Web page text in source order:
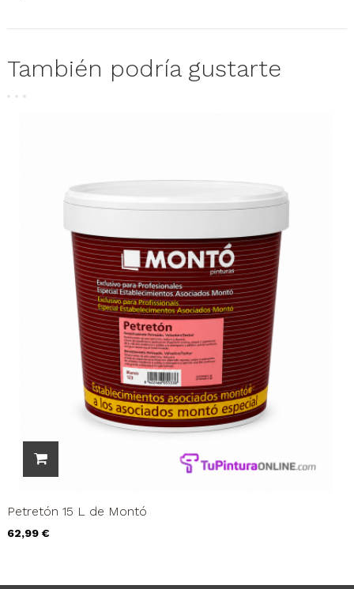
También podría gustarte
Petretón 15 L de Montó
Precio
62,99 €